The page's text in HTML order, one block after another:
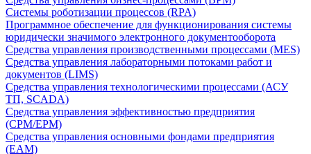
Системы роботизации процессов (RPA)
Программное обеспечение для функционирования системы
юридически значимого электронного документооборота
Средства управления производственными процессами (MES)
Средства управления лабораторными потоками работ и
документов (LIMS)
Средства управления технологическими процессами (АСУ
ТП, SCADA)
Средства управления эффективностью предприятия
(CPM/EPM)
Средства управления основными фондами предприятия
(EAM)